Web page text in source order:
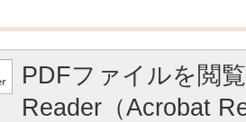
PDFファイルを閲
Reader（Acrobat